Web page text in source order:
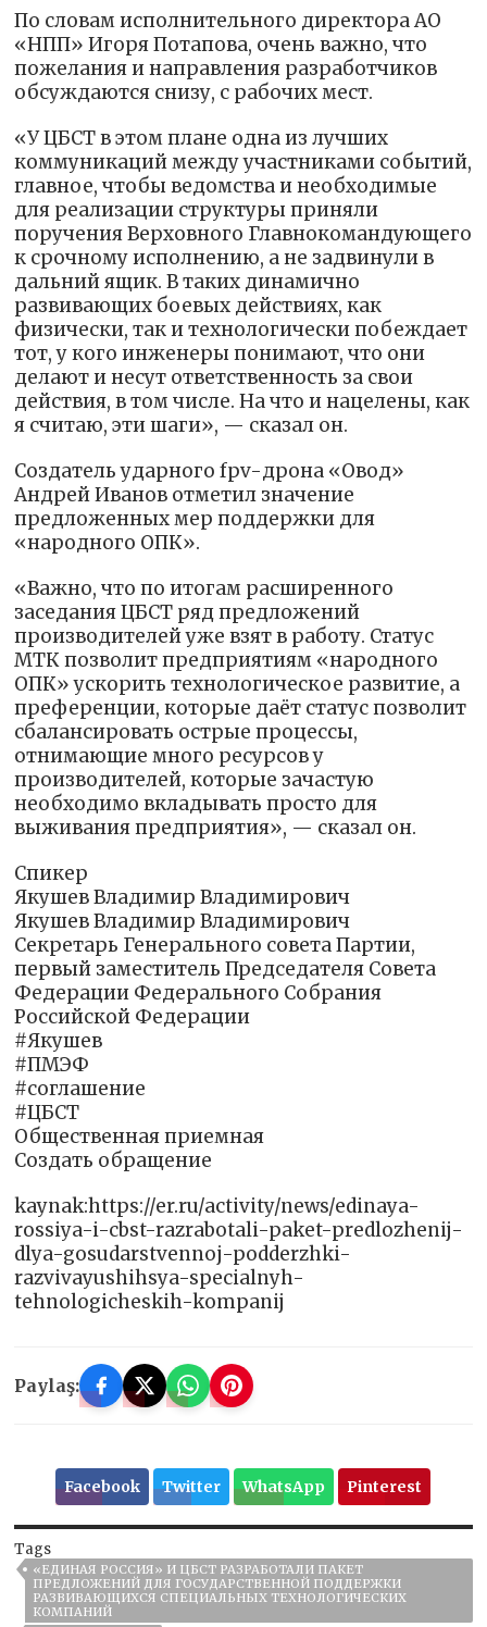
По словам исполнительного директора АО
«НПП» Игоря Потапова, очень важно, что
пожелания и направления разработчиков
обсуждаются снизу, с рабочих мест.
«У ЦБСТ в этом плане одна из лучших
коммуникаций между участниками событий,
главное, чтобы ведомства и необходимые
для реализации структуры приняли
поручения Верховного Главнокомандующего
к срочному исполнению, а не задвинули в
дальний ящик. В таких динамично
развивающих боевых действиях, как
физически, так и технологически побеждает
тот, у кого инженеры понимают, что они
делают и несут ответственность за свои
действия, в том числе. На что и нацелены, как
я считаю, эти шаги», — сказал он.
Создатель ударного fpv-дрона «Овод»
Андрей Иванов отметил значение
предложенных мер поддержки для
«народного ОПК».
«Важно, что по итогам расширенного
заседания ЦБСТ ряд предложений
производителей уже взят в работу. Статус
МТК позволит предприятиям «народного
ОПК» ускорить технологическое развитие, а
преференции, которые даёт статус позволит
сбалансировать острые процессы,
отнимающие много ресурсов у
производителей, которые зачастую
необходимо вкладывать просто для
выживания предприятия», — сказал он.
Спикер
Якушев Владимир Владимирович
Якушев Владимир Владимирович
Секретарь Генерального совета Партии,
первый заместитель Председателя Совета
Федерации Федерального Собрания
Российской Федерации
#Якушев
#ПМЭФ
#соглашение
#ЦБСТ
Общественная приемная
Создать обращение
kaynak:https://er.ru/activity/news/edinaya-
rossiya-i-cbst-razrabotali-paket-predlozhenij-
dlya-gosudarstvennoj-podderzhki-
razvivayushihsya-specialnyh-
tehnologicheskih-kompanij
Paylaş:
Facebook Twitter WhatsApp Pinterest
Tags
«ЕДИНАЯ РОССИЯ» И ЦБСТ РАЗРАБОТАЛИ ПАКЕТ
ПРЕДЛОЖЕНИЙ ДЛЯ ГОСУДАРСТВЕННОЙ ПОДДЕРЖКИ
РАЗВИВАЮЩИХСЯ СПЕЦИАЛЬНЫХ ТЕХНОЛОГИЧЕСКИХ
КОМПАНИЙ